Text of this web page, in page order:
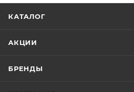
КАТАЛОГ
АКЦИИ
БРЕНДЫ